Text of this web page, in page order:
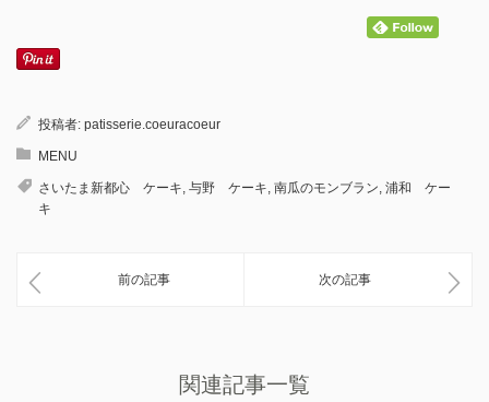
投稿者: patisserie.coeuracoeur
MENU
さいたま新都心 ケーキ, 与野 ケーキ, 南瓜のモンブラン, 浦和 ケー
キ
前の記事 次の記事
関連記事一覧